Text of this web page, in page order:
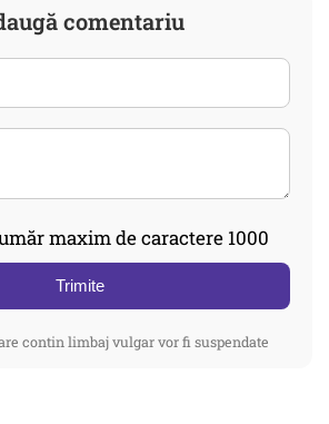
comentariu
maxim de caractere 1000
Trimite
contin limbaj vulgar vor fi suspendate